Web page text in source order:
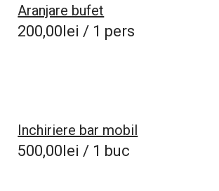
Aranjare bufet
200,00lei / 1 pers
Inchiriere bar mobil
500,00lei / 1 buc